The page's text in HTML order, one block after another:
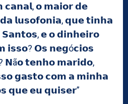
𝗰𝗮𝗻𝗮𝗹, 𝗼 𝗺𝗮𝗶𝗼𝗿 𝗱𝗲
𝗹𝘂𝘀𝗼𝗳𝗼𝗻𝗶𝗮, 𝗾𝘂𝗲 𝘁𝗶𝗻𝗵𝗮
𝗲 𝗼 𝗱𝗶𝗻𝗵𝗲𝗶𝗿𝗼
𝗢𝘀 𝗻𝗲𝗴ó𝗰𝗶𝗼𝘀
𝗡ã𝗼 𝘁𝗲𝗻𝗵𝗼 𝗺𝗮𝗿𝗶𝗱𝗼,
𝗴𝗮𝘀𝘁𝗼 𝗰𝗼𝗺 𝗮 𝗺𝗶𝗻𝗵𝗮
𝗾𝘂𝗲 𝗲𝘂 𝗾𝘂𝗶𝘀𝗲𝗿”